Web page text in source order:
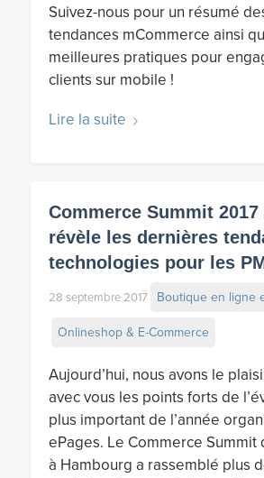
Suivez-nous pour un résumé
tendances mCommerce ainsi
meilleures pratiques pour
clients sur mobile !
Lire la suite
Commerce Summit 2017
révèle les dernières
technologies pour les
28 septembre 2017 Boutique en ligne
Onlineshop & E-Commerce
Aujourd’hui, nous avons le
avec vous les points forts de
plus important de l’année
ePages. Le Commerce Summit
à Hambourg a rassemblé plus